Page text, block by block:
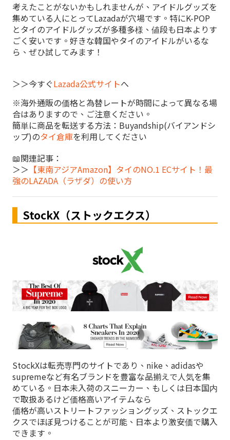
考えたことがないかもしれませんが、アイドルグッズを
集めている人にとってLazadaが穴場です。特にK-POP
とタイのアイドルグッズが多種多様、値段も日本よりす
ごく安いです。好きな韓国やタイのアイドルがいるな
ら、ぜひ試してみます！
＞＞今すぐLazada公式サイトへ
※海外通販の価格と為替レートが時間によって異なる場
合はありますので、ご注意ください。
簡単に商品を転送する方法：Buyandship(バイアンドシ
ップ)のタイ倉庫を利用してください
📖関連記事：
＞＞ 【東南アジアAmazon】タイのNO.1 ECサイト！最
強のLAZADA（ラザダ）の使い方
StockX（ストックエクス）
StockXは転売専門のサイトであり、nike、adidasや
supremeなど有名ブランドを豊富な品揃えで人気を集
めている。日本未入荷のスニーカー、もしくは日本国内
で取扱あるけど価格高いアイテムなら
価格が高いストリートファッショングッズ、ストックエ
クスでほぼ見つけることが可能、日本より激安価で購入
できます。